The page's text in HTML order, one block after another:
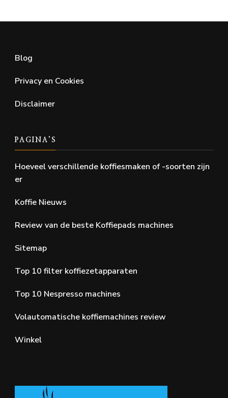
Blog
Privacy en Cookies
Disclaimer
PAGINA’S
Hoeveel verschillende koffiesmaken of -soorten zijn
er
Koffie Nieuws
Review van de beste Koffiepads machines
Sitemap
Top 10 filter koffiezetapparaten
Top 10 Nespresso machines
Volautomatische koffiemachines review
Winkel